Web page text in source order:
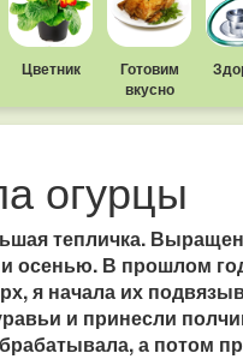
Цветник
Готовим
вкусно
огурцы
тепличка.
осенью. В прошлом
я начала их
и принесли
а потом